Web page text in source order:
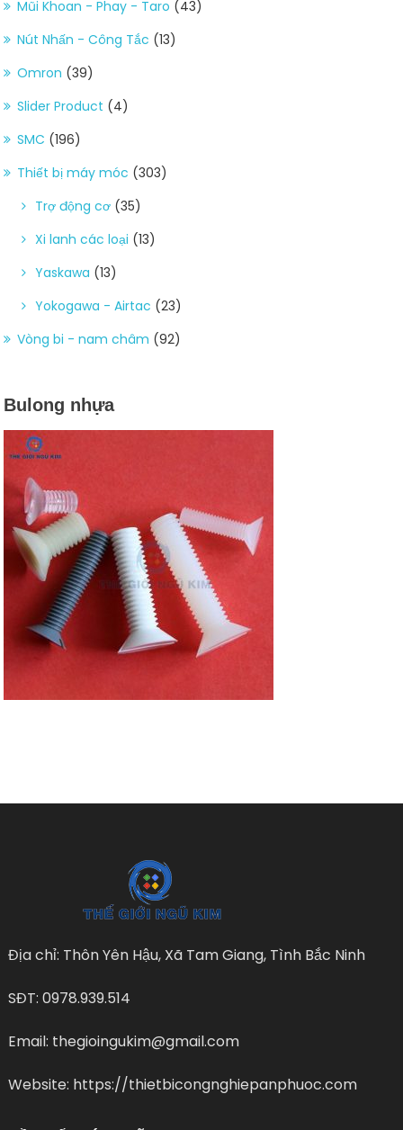
Mũi Khoan - Phay - Taro (43)
Nút Nhấn - Công Tắc (13)
Omron (39)
Slider Product (4)
SMC (196)
Thiết bị máy móc (303)
Trợ động cơ (35)
Xi lanh các loại (13)
Yaskawa (13)
Yokogawa - Airtac (23)
Vòng bi - nam châm (92)
Bulong nhựa
Địa chỉ: Thôn Yên Hậu, Xã Tam Giang, Tình Bắc Ninh
SĐT: 0978.939.514
Email: thegioingukim@gmail.com
Website: https://thietbicongnghiepanphuoc.com